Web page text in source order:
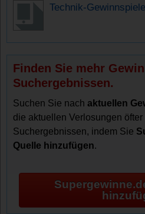
Technik-Gewinnspiele
Finden Sie mehr
Suchergebnissen.
Suchen Sie nachaktuellen
die aktuellen Verlosungen
Suchergebnissen, indem Sie
Quelle hinzufügen.